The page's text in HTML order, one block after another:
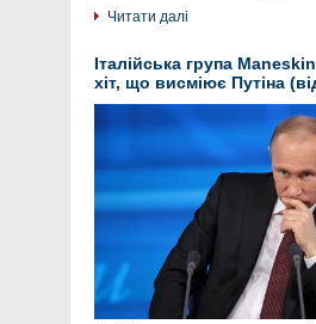
Читати далі
Італійська група
хіт, що висміює Путіна